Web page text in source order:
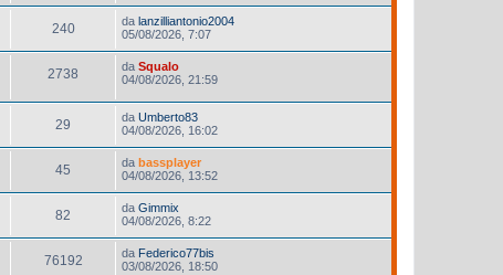
240 da lanzilliantonio2004
05/08/2026, 7:07
2738 da Squalo
04/08/2026, 21:59
29 da Umberto83
04/08/2026, 16:02
45 da bassplayer
04/08/2026, 13:52
82 da Gimmix
04/08/2026, 8:22
76192 da Federico77bis
03/08/2026, 18:50